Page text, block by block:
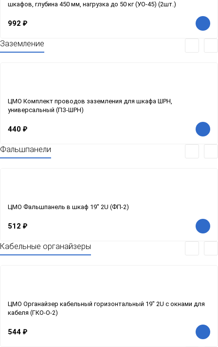
шкафов, глубина 450 мм, нагрузка до 50 кг (УО-45) (2шт.)
992 ₽
Заземление
ЦМО Комплект проводов заземления для шкафа ШРН,
универсальный (ПЗ-ШРН)
440 ₽
Фальшпанели
ЦМО Фальшпанель в шкаф 19" 2U (ФП-2)
512 ₽
Кабельные органайзеры
ЦМО Органайзер кабельный горизонтальный 19" 2U с окнами для
кабеля (ГКО-О-2)
544 ₽